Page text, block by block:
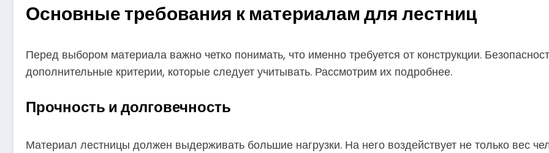
Основные требования к материалам для лестниц
Перед выбором материала важно четко понимать, что именно требуется от конструкции.
дополнительные критерии, которые следует учитывать. Рассмотрим их подробнее.
Прочность и долговечность
Материал лестницы должен выдерживать большие нагрузки. На него воздействует не только вес